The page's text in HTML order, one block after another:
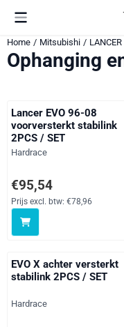
Cookievoorkeuren zijn
Home / Mitsubishi /
Ophanging
Lancer EVO 96-08
voorversterkt stabilink
2PCS / SET
Merk:
Hardrace
Prijs: 95,54, exclusief
€95,54
Prijs excl. btw: €78,96
EVO X achter versterkt
stabilink 2PCS / SET
Merk:
Hardrace